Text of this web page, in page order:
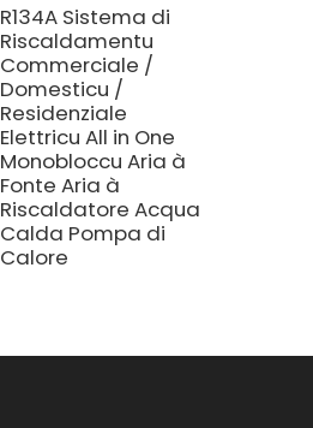
R134A Sistema di
Riscaldamentu
Commerciale /
Domesticu /
Residenziale
Elettricu All in One
Monobloccu Aria à
Fonte Aria à
Riscaldatore Acqua
Calda Pompa di
Calore